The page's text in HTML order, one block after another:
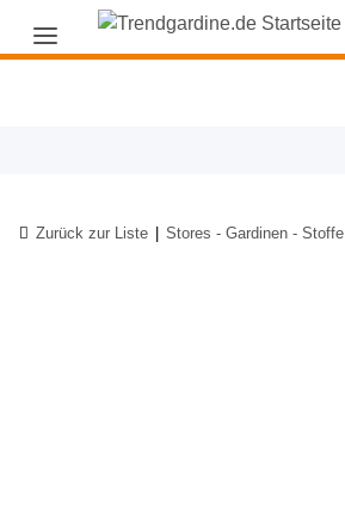
Zurück zur Liste Stores - Gardinen - Stoffe